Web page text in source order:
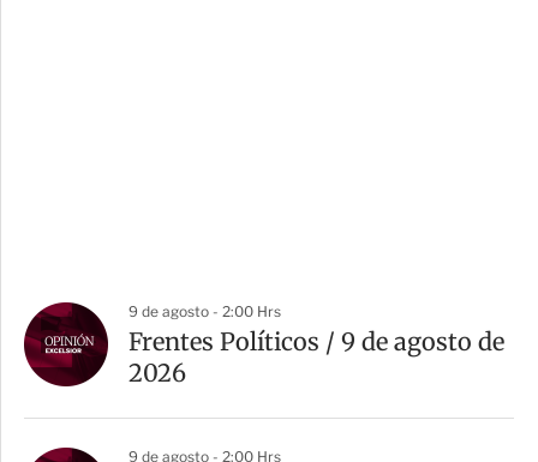
9 de agosto - 2:00 Hrs
Frentes Políticos / 9 de agosto de
2026
9 de agosto - 2:00 Hrs